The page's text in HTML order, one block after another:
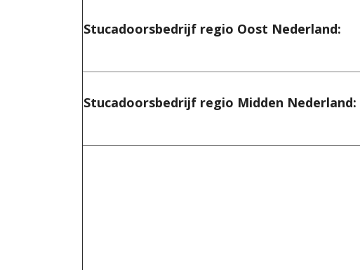
Stucadoorsbedrijf regio Oost Nederland:
Stucadoorsbedrijf regio Midden Nederland: